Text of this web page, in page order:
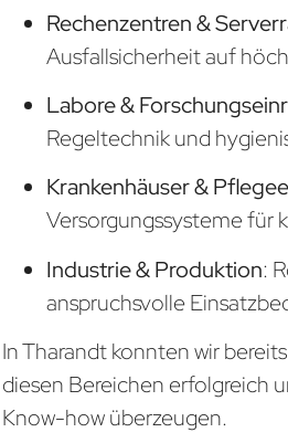
Rechenzentren &
Ausfallsicherheit auf
Labore &
Regeltechnik und
Krankenhäuser &
Versorgungssysteme für
Industrie & Produktion:
anspruchsvolle
In Tharandt konnten wir
diesen Bereichen erfolgreich
Know-how überzeugen.